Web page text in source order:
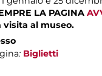
LA PAGINA
visita al museo.
: Biglietti